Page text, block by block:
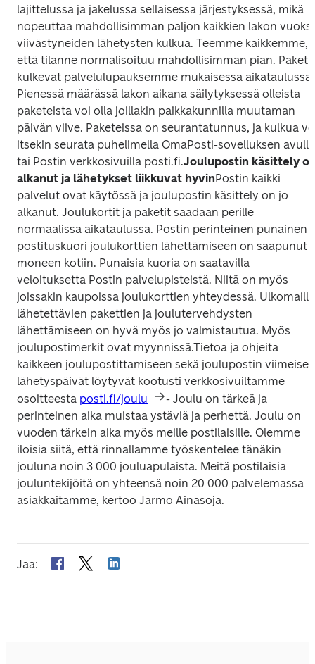
lajittelussa ja jakelussa sellaisessa järjestyksessä, mikä
nopeuttaa mahdollisimman paljon kaikkien lakon vuoksi
viivästyneiden lähetysten kulkua. Teemme kaikkemme,
että tilanne normalisoituu mahdollisimman pian. Paketit
kulkevat palvelulupauksemme mukaisessa aikataulussa.
Pienessä määrässä lakon aikana säilytyksessä olleista
paketeista voi olla joillakin paikkakunnilla muutaman
päivän viive. Paketeissa on seurantatunnus, ja kulkua
itsekin seurata puhelimella OmaPosti-sovelluksen avulla
tai Postin verkkosivuilla posti.fi.Joulupostin käsittely
alkanut ja lähetykset liikkuvat hyvinPostin kaikki
palvelut ovat käytössä ja joulupostin käsittely on jo
alkanut. Joulukortit ja paketit saadaan perille
normaalissa aikataulussa. Postin perinteinen punainen
postituskuori joulukorttien lähettämiseen on saapunut
moneen kotiin. Punaisia kuoria on saatavilla
veloituksetta Postin palvelupisteistä. Niitä on myös
joissakin kaupoissa joulukorttien yhteydessä. Ulkomaille
lähetettävien pakettien ja joulutervehdysten
lähettämiseen on hyvä myös jo valmistautua. Myös
joulupostimerkit ovat myynnissä.Tietoa ja ohjeita
kaikkeen joulupostittamiseen sekä joulupostin viimeiset
lähetyspäivät löytyvät kootusti verkkosivuiltamme
osoitteesta posti.fi/joulu
- Joulu on tärkeä ja
perinteinen aika muistaa ystäviä ja perhettä. Joulu on
vuoden tärkein aika myös meille postilaisille. Olemme
iloisia siitä, että rinnallamme työskentelee tänäkin
jouluna noin 3 000 jouluapulaista. Meitä postilaisia
jouluntekijöitä on yhteensä noin 20 000 palvelemassa
asiakkaitamme, kertoo Jarmo Ainasoja.
Jaa: